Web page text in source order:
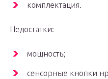
комплектация.
Недостатки:
мощность;
сенсорные кнопки